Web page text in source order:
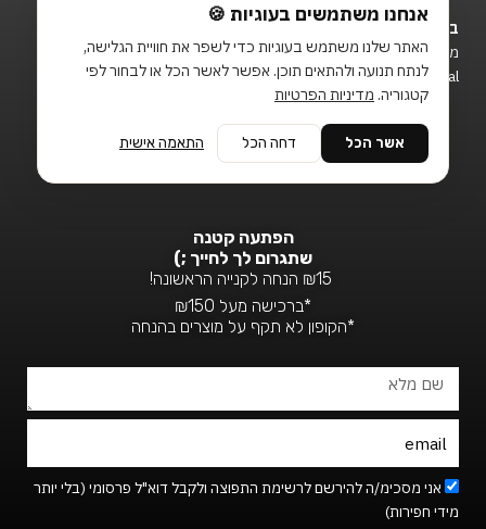
בית
מייל ליצירת קשר שת״פ:
Office@Sketchie.digital
תנאי שימוש
I
n
s
a
g
r
a
m
F
a
c
b
o
o
k
-
f
T
k
k הפתעה קטנה
שתגרום לך לחייך ;)
*ברכישה מעל ₪150
*הקופון לא תקף על מוצרים בהנחה
שם
Footer_newsletter
אני מסכימ/ה להירשם לרשימת התפוצה ולקבל דוא"ל פרסומי (בלי יותר
מידי חפירות)
אנחנו משתמשים בעוגיות 🍪
האתר שלנו משתמש בעוגיות כדי לשפר את חוויית הגלישה,
לנתח תנועה ולהתאים תוכן. אפשר לאשר הכל או לבחור לפי
קטגוריה. מדיניות הפרטיות
אשר הכל דחה הכל התאמה אישית